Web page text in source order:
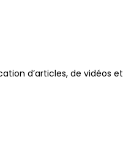
d’articles, de vidéos et